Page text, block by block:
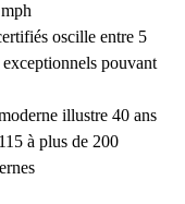
oscille entre 5
pouvant
illustre 40 ans
à plus de 200